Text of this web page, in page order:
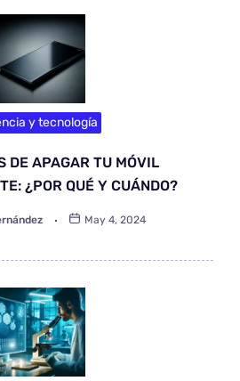
y tecnología
DE APAGAR TU MÓVIL
¿POR QUÉ Y CUÁNDO?
May 4, 2024